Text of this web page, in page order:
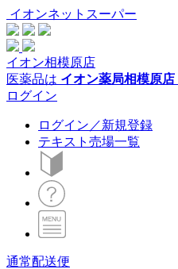
イオンネットスーパー
イオン相模原店
医薬品は イオン薬局相模原店
ログイン
ログイン／新規登録
テキスト売場一覧
通常配送便